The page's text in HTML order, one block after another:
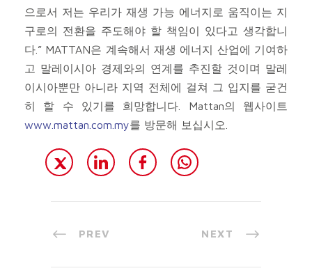
으로서 저는 우리가 재생 가능 에너지로 움직이는 지
구로의 전환을 주도해야 할 책임이 있다고 생각합니
다.” MATTAN은 계속해서 재생 에너지 산업에 기여하
고 말레이시아 경제와의 연계를 추진할 것이며 말레
이시아뿐만 아니라 지역 전체에 걸쳐 그 입지를 굳건
히 할 수 있기를 희망합니다. Mattan의 웹사이트
www.mattan.com.my를 방문해 보십시오.
PREV NEXT